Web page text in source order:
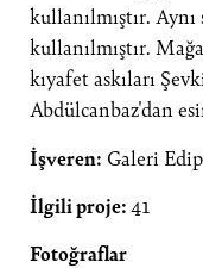
EN
kullanılmıştır.
kullanılmıştır.
kıyafet askıları
Abdülcanbaz'dan
İşveren: Galeri Edip
İlgili proje:41
Fotoğraflar